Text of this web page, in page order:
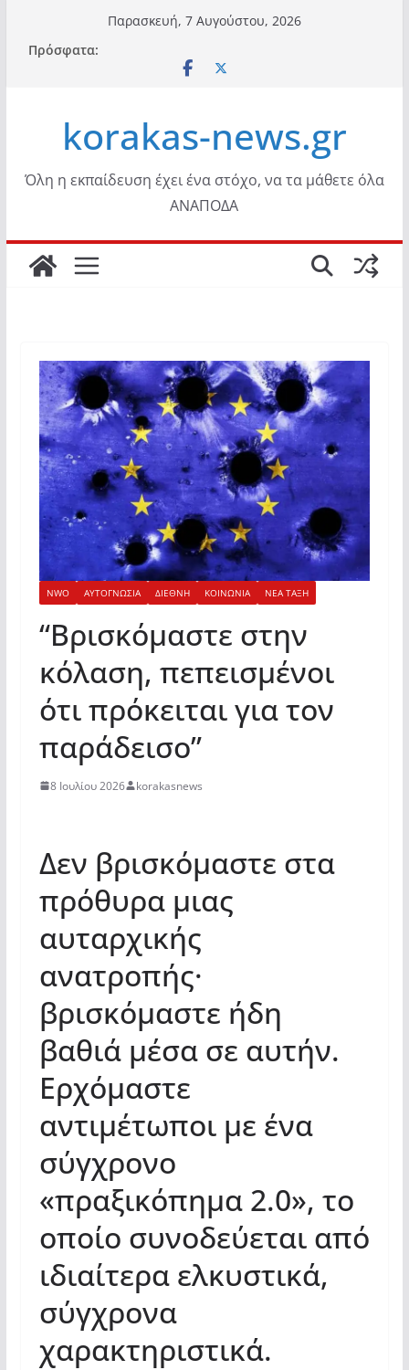
περιεχόμενο
Παρασκευή, 7 Αυγούστου, 2026
Πρόσφατα:
korakas-news.gr
Όλη η εκπαίδευση έχει ένα στόχο, να τα μάθετε όλα
ΑΝΑΠΟΔΑ
NWO ΑΥΤΟΓΝΩΣΙΑ ΔΙΕΘΝΗ ΚΟΙΝΩΝΙΑ ΝΕΑ ΤΑΞΗ
“Βρισκόμαστε στην
κόλαση, πεπεισμένοι
ότι πρόκειται για τον
παράδεισο”
8 Ιουλίου 2026 korakasnews
Δεν βρισκόμαστε στα
πρόθυρα μιας
αυταρχικής
ανατροπής·
βρισκόμαστε ήδη
βαθιά μέσα σε αυτήν.
Ερχόμαστε
αντιμέτωποι με ένα
σύγχρονο
«πραξικόπημα 2.0», το
οποίο συνοδεύεται από
ιδιαίτερα ελκυστικά,
σύγχρονα
χαρακτηριστικά.